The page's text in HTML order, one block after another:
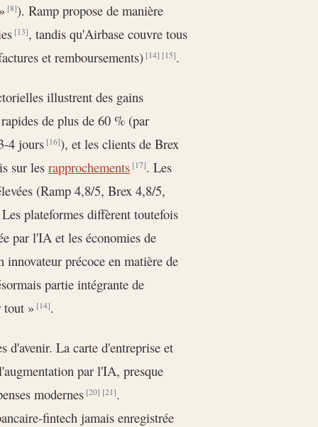
[8]). Ramp propose de manière
[13], tandis qu'Airbase couvre tous
et remboursements)[14] [15].
illustrent des gains
de plus de 60 % (par
4 jours[16]), et les clients de Brex
sur les rapprochements [17]. Les
(Ramp 4,8/5, Brex 4,8/5,
plateformes diffèrent toutefois
par l'IA et les économies de
précoce en matière de
partie intégrante de
tout »[14].
d'avenir. La carte d'entreprise et
par l'IA, presque
modernes[20] [21].
fintech jamais enregistrée